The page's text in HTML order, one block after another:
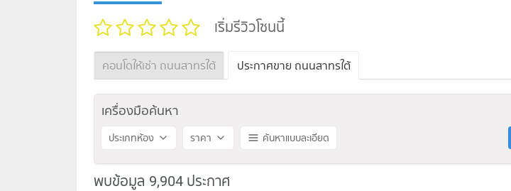
เริ่มรีวิวโซนนี้
คอนโดให้เช่า ถนนสาทรใต้ ประกาศขาย ถนนสาทรใต้
เครื่องมือค้นหา
ประเภทห้อง ราคา ค้นหาแบบละเอียด
พบข้อมูล 9,904 ประกาศ